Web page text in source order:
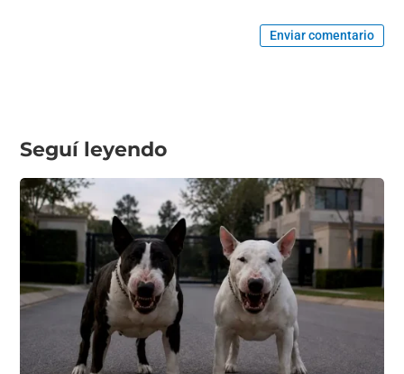
Enviar comentario
Seguí leyendo